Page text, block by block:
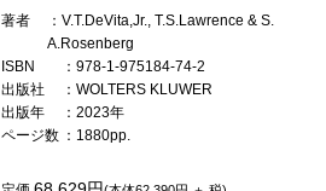
著者
：V.T.DeVita,Jr., T.S.Lawrence & S.
A.Rosenberg
ISBN
：978-1-975184-74-2
出版社
：WOLTERS KLUWER
出版年
：2023年
ページ数 ：1880pp.